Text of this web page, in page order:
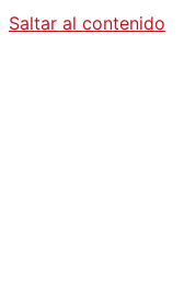
Saltar al contenido